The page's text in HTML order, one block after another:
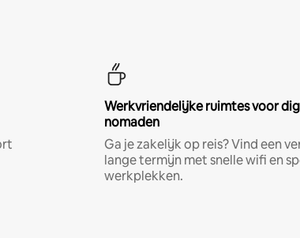
Werkvriendelijke ruimtes voor
nomaden
Ga je zakelijk op reis? Vind een
lange termijn met snelle wifi en
werkplekken.